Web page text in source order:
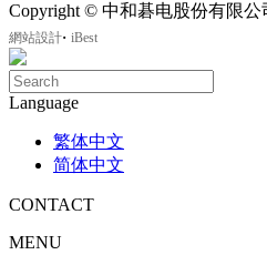
Copyright © 中和碁电股份有限公
網站設計‧ iBest
Language
繁体中文
简体中文
CONTACT
MENU